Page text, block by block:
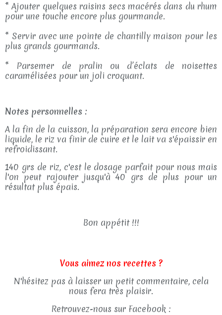
* Ajouter quelques raisins secs macérés dans du rhum
pour une touche encore plus gourmande.
* Servir avec une pointe de chantilly maison pour les
plus grands gourmands.
* Parsemer de pralin ou d’éclats de noisettes
caramélisées pour un joli croquant.
Notes personnelles :
A la fin de la cuisson, la préparation sera encore bien
liquide, le riz va finir de cuire et le lait va s'épaissir en
refroidissant.
140 grs de riz, c'est le dosage parfait pour nous mais
l'on peut rajouter jusqu'à 40 grs de plus pour un
résultat plus épais.
Bon appétit !!!
Vous aimez nos recettes ?
N'hésitez pas à laisser un petit commentaire, cela
nous fera très plaisir.
Retrouvez-nous sur Facebook :